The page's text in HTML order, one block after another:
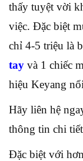
thấy tuyệt vời
việc. Đặc biệt
chỉ 4-5 triệu là
tay và 1 chiếc
hiệu Keyang
Hãy liên hệ
thông tin chi
Đặc biệt với